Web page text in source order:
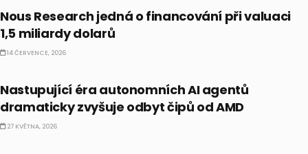
Nous Research jedná o financování při valuaci
1,5 miliardy dolarů
14 ČERVENCE, 2026
Nastupující éra autonomních AI agentů
dramaticky zvyšuje odbyt čipů od AMD
27 KVĚTNA, 2026